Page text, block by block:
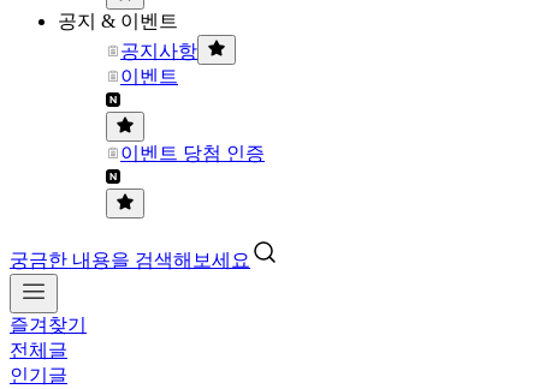
공지 & 이벤트
공지사항
이벤트
이벤트 당첨 인증
궁금한 내용을 검색해보세요
즐겨찾기
전체글
인기글